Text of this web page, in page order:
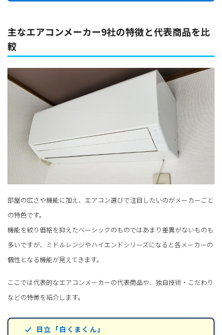
主なエアコンメーカー9社の特徴と代表商品を比
較
部屋の広さや機能に加え、エアコン選びで注目したいのがメーカーごと
の特色です。
機能を絞り価格を抑えたベーシックのものではあまり差異がないものも
多いですが、ミドルレンジやハイエンドシリーズになると各メーカーの
個性となる機能が見えてきます。
ここでは代表的なエアコンメーカーの代表商品や、独自技術・こだわり
などの特徴を紹介します。
日立「白くまくん」